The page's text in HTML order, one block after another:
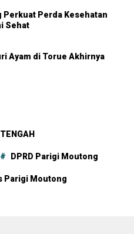
Perkuat Perda Kesehatan
Sehat
Ayam di Torue Akhirnya
DPRD Parigi Moutong
Parigi Moutong